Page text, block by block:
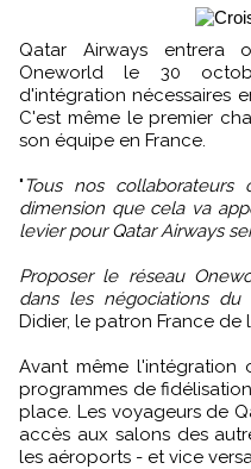
Qatar Airways entrera officiellement dans le cercle
Oneworld le 30
d'intégration nécessaires
C'est même le premier
son équipe en France.
"Tous nos
dimension que cela va
levier pour Qatar Airways
Proposer le réseau
dans les négociations du
Didier, le patron France
Avant même l'intégration
programmes de
place. Les voyageurs de
accès aux salons des
les aéroports - et vice